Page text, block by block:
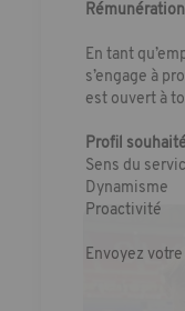
Rémunération
En tant
s’engage à
est ouvert à
Profil
Sens du
Dynamisme
Proactivité
Envoyez